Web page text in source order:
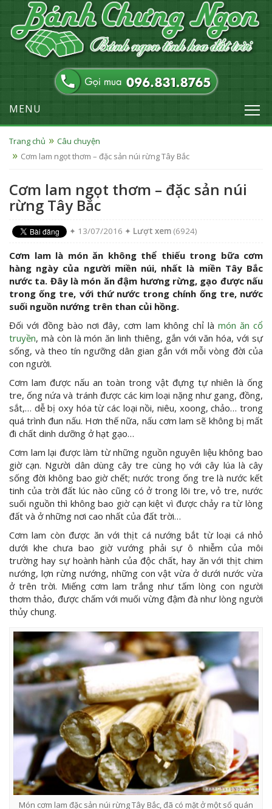
MENU
Trang chủ
Câu chuyện
Cơm lam ngọt thơm – đặc sản núi rừng Tây Bắc
Cơm lam ngọt thơm – đặc sản núi
rừng Tây Bắc
✦ 13/07/2016 ✦ Lượt xem (6924)
Cơm lam là món ăn không thể thiếu trong bữa cơm
hàng ngày của người miền núi, nhất là miền Tây Bắc
nước ta. Đây là món ăn đậm hương rừng, gạo được nấu
trong ống tre, với thứ nước trong chính ống tre, nước
suối nguồn nướng trên than củi hồng.
Đối với đồng bào nơi đây, cơm lam không chỉ là món ăn cổ
truyền, mà còn là món ăn linh thiêng, gắn với văn hóa, với sự
sống, và theo tín ngưỡng dân gian gắn với mỗi vòng đời của
con người.
Cơm lam được nấu an toàn trong vật đựng tự nhiên là ống
tre, ống nứa và tránh được các kim loại nặng như gang, đồng,
sắt,… dễ bị oxy hóa từ các loại nồi, niêu, xoong, chảo… trong
quá trình đun nấu. Hơn thế nữa, nấu cơm lam sẽ không bị mất
đi chất dinh dưỡng ở hạt gạo…
Cơm lam lại được làm từ những nguồn nguyên liệu không bao
giờ cạn. Người dân dùng cây tre cùng họ với cây lúa là cây
sống đời không bao giờ chết; nước trong ống tre là nước kết
tinh của trời đất lúc nào cũng có ở trong lõi tre, vỏ tre, nước
suối nguồn thì không bao giờ cạn kiệt vì được chảy ra từ lòng
đất và ở những nơi cao nhất của đất trời…
Cơm lam còn được ăn với thịt cá nướng bắt từ loại cá nhỏ
dưới khe chưa bao giờ vướng phải sự ô nhiễm của môi
trường hay sự hoành hành của độc chất, hay ăn với thịt chim
nướng, lợn rừng nướng, những con vật vừa ở dưới nước vừa
ở trên trời. Miếng cơm lam trắng như tấm lòng con người
thơm thảo, được chấm với muối vừng đậm đà như lòng người
thủy chung.
Món cơm lam đặc sản núi rừng Tây Bắc, đã có mặt ở một số quán